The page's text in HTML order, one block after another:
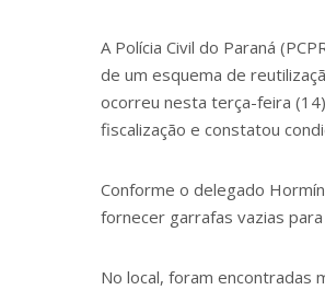
A Polícia Civil do Paraná
de um esquema de
ocorreu nesta terça-feira
fiscalização e constatou
Conforme o delegado
fornecer garrafas vazias
No local, foram encontradas